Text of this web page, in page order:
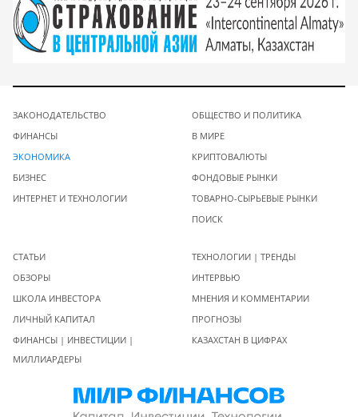
ЗАКОНОДАТЕЛЬСТВО
ФИНАНСЫ
ЭКОНОМИКА
БИЗНЕС
ИНТЕРНЕТ И ТЕХНОЛОГИИ
ОБЩЕСТВО И ПОЛИТИКА
В МИРЕ
КРИПТОВАЛЮТЫ
ФОНДОВЫЕ РЫНКИ
ТОВАРНО-СЫРЬЕВЫЕ РЫНКИ
ПОИСК
СТАТЬИ
ОБЗОРЫ
ШКОЛА ИНВЕСТОРА
ЛИЧНЫЙ КАПИТАЛ
ФИНАНСЫ | ИНВЕСТИЦИИ |
МИЛЛИАРДЕРЫ
ТЕХНОЛОГИИ | ТРЕНДЫ
ИНТЕРВЬЮ
МНЕНИЯ И КОММЕНТАРИИ
ПРОГНОЗЫ
КАЗАХСТАН В ЦИФРАХ